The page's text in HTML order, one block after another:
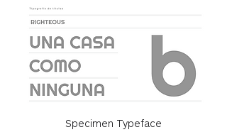
Specimen Typeface